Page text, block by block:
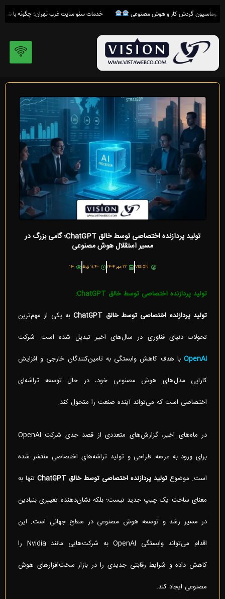
خدمات سئو سایت غرب تهران؛ چگونه با شرکت
تولید پردازنده اختصاصی توسط خالق ChatGPT؛ گامی بزرگ در
مسیر استقلال هوش مصنوعی
VISION ۲۲ مهر ۱۴۰۴ ۱۱:۴۰ ق.ظ ۱۶۰
تولید پردازنده اختصاصی توسط خالق
تولید پردازنده اختصاصی توسط خالق
به یکی از مهم‌ترین
تحولات دنیای فناوری در سال‌های اخیر تبدیل شده است. شرکت
OpenAI با هدف کاهش وابستگی به تامین‌کنندگان خارجی و افزایش
کارایی مدل‌های هوش مصنوعی خود، در حال توسعه تراشه‌ای
اختصاصی است که می‌تواند آینده صنعت را متحول کند.
در ماه‌های اخیر، گزارش‌های متعددی از قصد جدی شرکت OpenAI
برای ورود به عرصه طراحی و تولید تراشه‌های اختصاصی منتشر شده
است. موضوع تولید پردازنده اختصاصی توسط خالق
تنها به
معنای ساخت یک چیپ جدید نیست؛ بلکه نشان‌دهنده تغییری بنیادین
در مسیر رشد و توسعه هوش مصنوعی در سطح جهانی است. این
اقدام می‌تواند وابستگی OpenAI به شرکت‌هایی مانند Nvidia را
کاهش داده و شرایط رقابتی جدیدی را در بازار سخت‌افزارهای هوش
مصنوعی ایجاد کند.